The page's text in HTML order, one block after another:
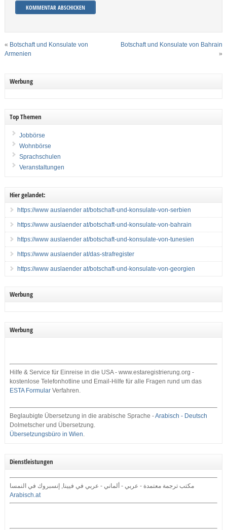
« Botschaft und Konsulate von
Armenien
Botschaft und Konsulate von Bahrain
»
Werbung
Top Themen
Jobbörse
Wohnbörse
Sprachschulen
Veranstaltungen
Hier gelandet:
https://www auslaender at/botschaft-und-konsulate-von-serbien
https://www auslaender at/botschaft-und-konsulate-von-bahrain
https://www auslaender at/botschaft-und-konsulate-von-tunesien
https://www auslaender at/das-strafregister
https://www auslaender at/botschaft-und-konsulate-von-georgien
Werbung
Werbung
Hilfe & Service für Einreise in die USA - www.estaregistrierung.org -
kostenlose Telefonhotline und Email-Hilfe für alle Fragen rund um das
ESTA FormularVerfahren.
Beglaubigte Übersetzung in die arabische Sprache -Arabisch - Deutsch
Dolmetscher und Übersetzung.
Übersetzungsbüro in Wien.
Dienstleistungen
مكتب ترجمة معتمدة - عربي - ألماني - عربي في فيينا, إنسبروك في النمسا
Arabisch.at